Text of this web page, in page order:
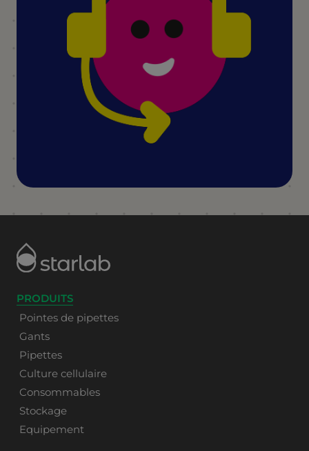
PRODUITS
Pointes de pipettes
Gants
Pipettes
Culture cellulaire
Consommables
Stockage
Equipement